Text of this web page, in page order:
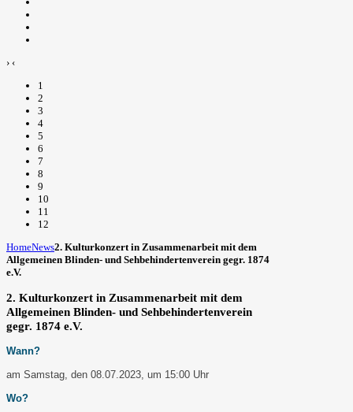
› ‹
1
2
3
4
5
6
7
8
9
10
11
12
HomeNews2. Kulturkonzert in Zusammenarbeit mit dem
Allgemeinen Blinden- und Sehbehindertenverein gegr. 1874
e.V.
2. Kulturkonzert in Zusammenarbeit mit dem
Allgemeinen Blinden- und Sehbehindertenverein
gegr. 1874 e.V.
Wann?
am Samstag, den 08.07.2023, um 15:00 Uhr
Wo?